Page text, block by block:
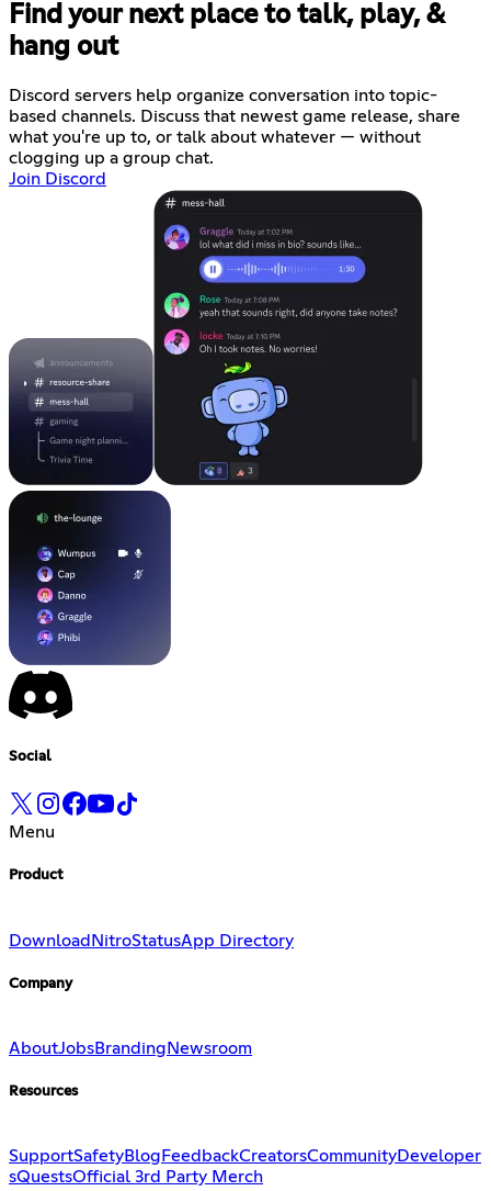
Find your next place to talk, play, &
hang out
Discord servers help organize conversation into topic-
based channels. Discuss that newest game release, share
what you're up to, or talk about whatever — without
clogging up a group chat.
Join Discord
Social
Menu
Product
DownloadNitroStatusApp Directory
Company
AboutJobsBranding Newsroom
Resources
SupportSafetyBlog FeedbackCreatorsCommunityDeveloper
sQuestsOfficial 3rd Party Merch